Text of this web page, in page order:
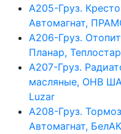
А205-Груз.
Автомагнат,
А206-Груз.
Планар,
А207-Груз.
масляные, ОНВ
Luzar
А208-Груз.
Автомагнат, БелАК